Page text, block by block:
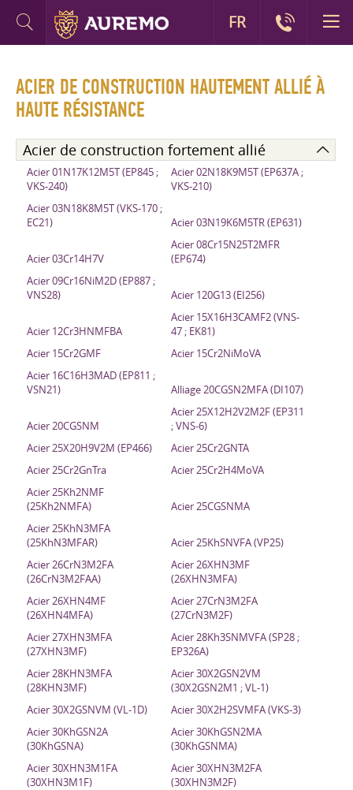
ACIER DE CONSTRUCTION HAUTEMENT ALLIÉ À
HAUTE RÉSISTANCE
Acier de construction fortement allié
Acier 01N17K12M5T (EP845 ;
VKS-240)
Acier 02N18K9M5T (EP637A ;
VKS-210)
Acier 03N18K8M5T (VKS-170 ;
EC21)
Acier 03N19K6M5TR (EP631)
Acier 03Cr14H7V
Acier 08Cr15N25T2MFR
(EP674)
Acier 09Cr16NiM2D (EP887 ;
VNS28)
Acier 120G13 (EI256)
Acier 12Cr3HNMFBA
Acier 15X16H3CAMF2 (VNS-
47 ; EK81)
Acier 15Cr2GMF
Acier 15Cr2NiMoVA
Acier 16C16H3MAD (EP811 ;
VSN21)
Alliage 20CGSN2MFA (DI107)
Acier 20CGSNM
Acier 25X12H2V2M2F (EP311
; VNS-6)
Acier 25X20H9V2M (EP466)
Acier 25Cr2GNTA
Acier 25Cr2GnTra
Acier 25Cr2H4MoVA
Acier 25Kh2NMF
(25Kh2NMFA)
Acier 25CGSNMA
Acier 25KhN3MFA
(25KhN3MFAR)
Acier 25KhSNVFA (VP25)
Acier 26CrN3M2FA
(26CrN3M2FAA)
Acier 26XHN3MF
(26XHN3MFA)
Acier 26XHN4MF
(26XHN4MFA)
Acier 27CrN3M2FA
(27CrN3M2F)
Acier 27XHN3MFA
(27XHN3MF)
Acier 28Kh3SNMVFA (SP28 ;
EP326A)
Acier 28KHN3MFA
(28KHN3MF)
Acier 30X2GSN2VM
(30X2GSN2M1 ; VL-1)
Acier 30X2GSNVM (VL-1D)
Acier 30X2H2SVMFA (VKS-3)
Acier 30KhGSN2A
(30KhGSNA)
Acier 30KhGSN2MA
(30KhGSNMA)
Acier 30XHN3M1FA
(30XHN3M1F)
Acier 30XHN3M2FA
(30XHN3M2F)
FR